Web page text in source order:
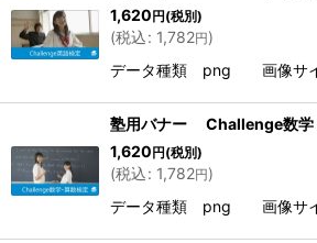
1,620円(税別)
(税込: 1,782円)
データ種類 png 画像サイ
塾用バナー Challenge数
1,620円(税別)
(税込: 1,782円)
データ種類 png 画像サイ